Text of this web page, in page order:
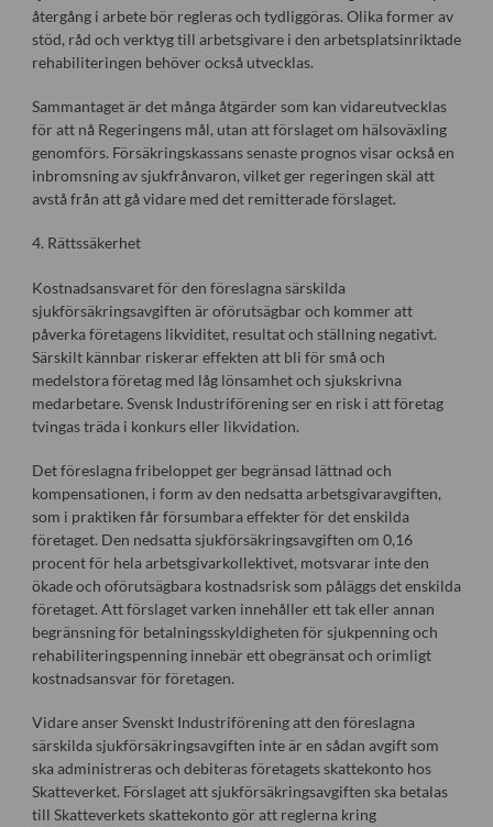
återgång i arbete bör regleras och tydliggöras. Olika former av
stöd, råd och verktyg till arbetsgivare i den arbetsplatsinriktade
rehabiliteringen behöver också utvecklas.
Sammantaget är det många åtgärder som kan vidareutvecklas
för att nå Regeringens mål, utan att förslaget om hälsoväxling
genomförs. Försäkringskassans senaste prognos visar också en
inbromsning av sjukfrånvaron, vilket ger regeringen skäl att
avstå från att gå vidare med det remitterade förslaget.
4. Rättssäkerhet
Kostnadsansvaret för den föreslagna särskilda
sjukförsäkringsavgiften är oförutsägbar och kommer att
påverka företagens likviditet, resultat och ställning negativt.
Särskilt kännbar riskerar effekten att bli för små och
medelstora företag med låg lönsamhet och sjukskrivna
medarbetare. Svensk Industriförening ser en risk i att företag
tvingas träda i konkurs eller likvidation.
Det föreslagna fribeloppet ger begränsad lättnad och
kompensationen, i form av den nedsatta arbetsgivaravgiften,
som i praktiken får försumbara effekter för det enskilda
företaget. Den nedsatta sjukförsäkringsavgiften om 0,16
procent för hela arbetsgivarkollektivet, motsvarar inte den
ökade och oförutsägbara kostnadsrisk som påläggs det enskilda
företaget. Att förslaget varken innehåller ett tak eller annan
begränsning för betalningsskyldigheten för sjukpenning och
rehabiliteringspenning innebär ett obegränsat och orimligt
kostnadsansvar för företagen.
Vidare anser Svenskt Industriförening att den föreslagna
särskilda sjukförsäkringsavgiften inte är en sådan avgift som
ska administreras och debiteras företagets skattekonto hos
Skatteverket. Förslaget att sjukförsäkringsavgiften ska betalas
till Skatteverkets skattekonto gör att reglerna kring